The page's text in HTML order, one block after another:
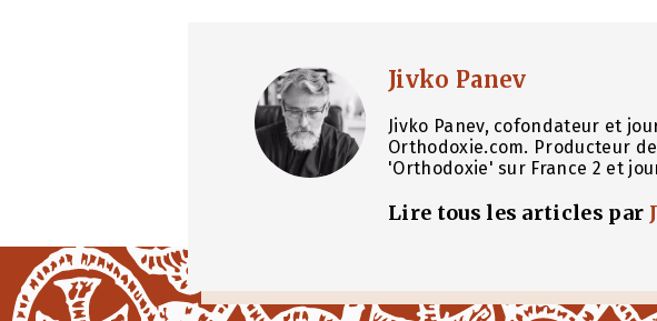
Jivko Panev
Jivko Panev, cofondateur et
Orthodoxie.com. Producteur
'Orthodoxie' sur France 2 et
Lire tous les articles par